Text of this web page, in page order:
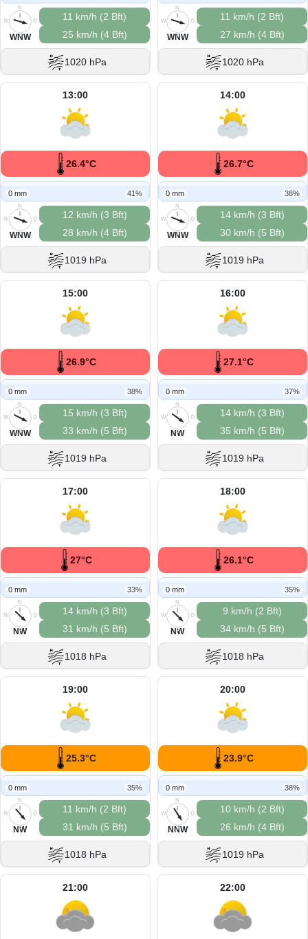
N
O
S
W
WNW
11 km/h (2 Bft)
25 km/h (4 Bft)
1020 hPa
N
O
S
W
WNW
11 km/h (2 Bft)
27 km/h (4 Bft)
1020 hPa
13:00
26.4°C
0 mm 41%
N
O
S
W
WNW
12 km/h (3 Bft)
28 km/h (4 Bft)
1019 hPa
14:00
26.7°C
0 mm 38%
N
O
S
W
WNW
14 km/h (3 Bft)
30 km/h (5 Bft)
1019 hPa
15:00
26.9°C
0 mm 38%
N
O
S
W
WNW
15 km/h (3 Bft)
33 km/h (5 Bft)
1019 hPa
16:00
27.1°C
0 mm 37%
N
O
S
W
NW
14 km/h (3 Bft)
35 km/h (5 Bft)
1019 hPa
17:00
27°C
0 mm 33%
N
O
S
W
NW
14 km/h (3 Bft)
31 km/h (5 Bft)
1018 hPa
18:00
26.1°C
0 mm 35%
N
O
S
W
NW
9 km/h (2 Bft)
34 km/h (5 Bft)
1018 hPa
19:00
25.3°C
0 mm 35%
N
O
S
W
NW
11 km/h (2 Bft)
31 km/h (5 Bft)
1018 hPa
20:00
23.9°C
0 mm 38%
N
O
S
W
NNW
10 km/h (2 Bft)
26 km/h (4 Bft)
1019 hPa
21:00 22:00